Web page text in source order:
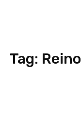
Tag: Reino